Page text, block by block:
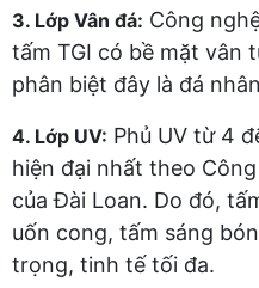
3. Lớp Vân đá: Công
tấm TGI có bề mặt vân
phân biệt đây là đá
4. Lớp UV: Phủ UV từ 4
hiện đại nhất theo
của Đài Loan. Do đó,
uốn cong, tấm sáng
trọng, tinh tế tối đa.